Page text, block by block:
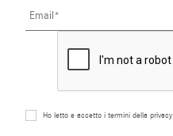
Ho letto e accetto i termini della privacy